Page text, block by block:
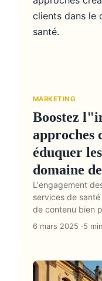
MARKETING
Boostez
approches
éduquer
domaine
L'engagement
services de
de contenu bien
6 mars 2025 5